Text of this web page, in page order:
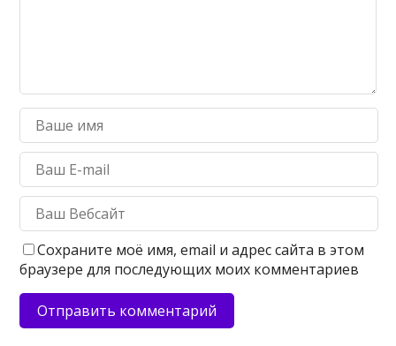
Сохраните моё имя, email и адрес сайта в этом
браузере для последующих моих комментариев